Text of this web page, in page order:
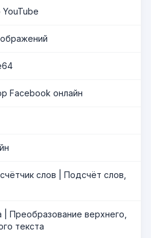
Facebook онлайн
слов | Подсчёт слов,
| Преобразование верхнего,
текста